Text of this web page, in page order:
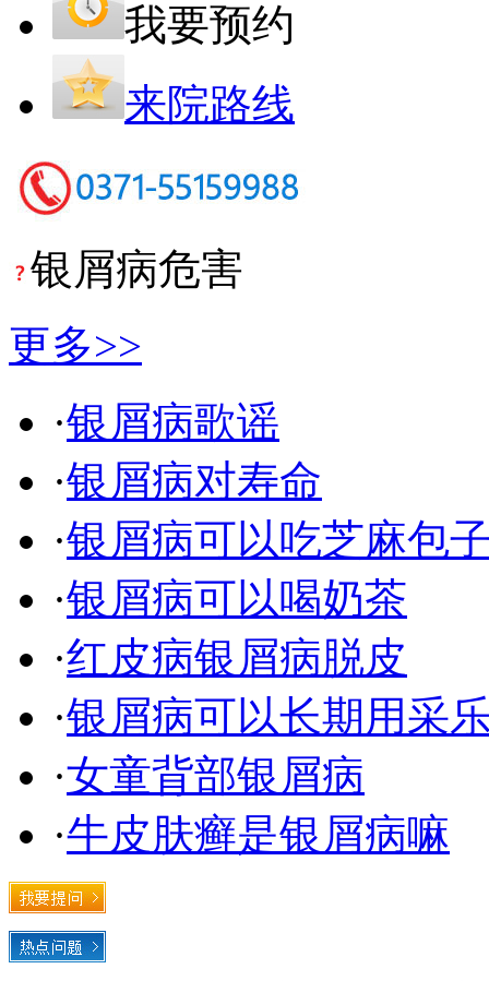
我要预约
来院路线
银屑病危害
更多>>
·银屑病歌谣
·银屑病对寿命
·银屑病可以吃芝麻包
·银屑病可以喝奶茶
·红皮病银屑病脱皮
·银屑病可以长期用采
·女童背部银屑病
·牛皮肤癣是银屑病嘛